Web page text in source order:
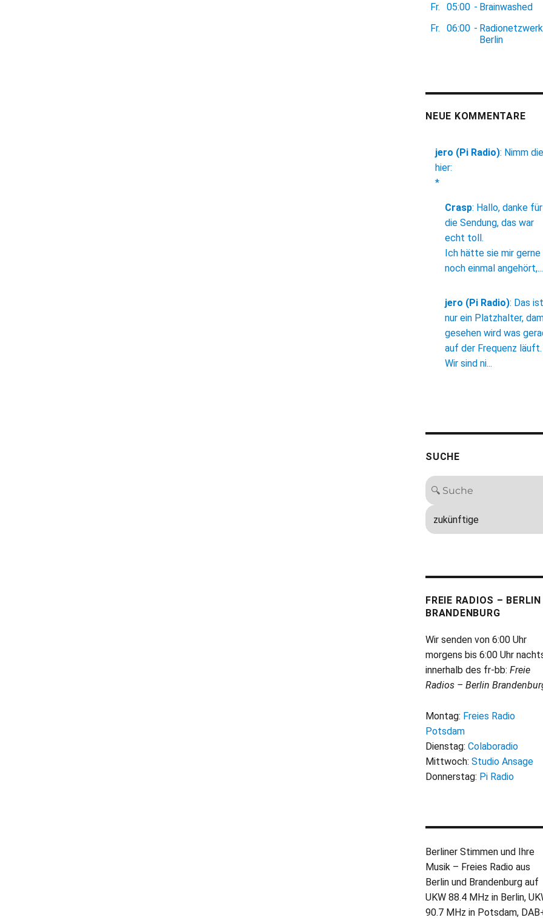
Fr.
05:00 - Brainwashed
Fr.
06:00 - Radionetzwerk
Berlin
NEUE KOMMENTARE
jero (Pi Radio): Nimm die
hier:
*
Crasp: Hallo, danke für
die Sendung, das war
echt toll.
Ich hätte sie mir gerne
noch einmal angehört,...
jero (Pi Radio): Das ist
nur ein Platzhalter,
gesehen wird was
auf der Frequenz läuft.
Wir sind ni...
SUCHE
FREIE RADIOS – BERLIN
BRANDENBURG
Wir senden von 6:00 Uhr
morgens bis 6:00 Uhr
innerhalb des fr-bb: Freie
Radios – Berlin
Montag: Freies Radio
Potsdam
Dienstag: Colaboradio
Mittwoch: Studio Ansage
Donnerstag: Pi Radio
Berliner Stimmen und Ihre
Musik – Freies Radio aus
Berlin und Brandenburg auf
UKW 88.4 MHz in Berlin,
90.7 MHz in Potsdam,